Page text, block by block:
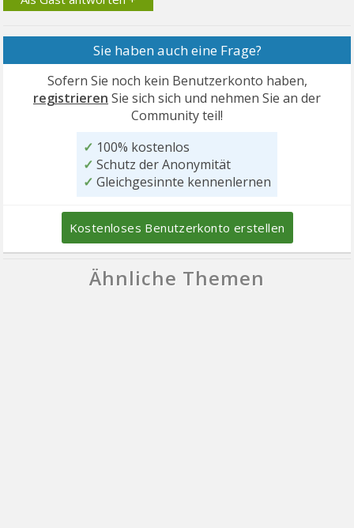
Sie haben auch eine Frage?
Sofern Sie noch kein Benutzerkonto haben,
registrieren Sie sich sich und nehmen Sie an der
Community teil!
✓ 100% kostenlos
✓ Schutz der Anonymität
✓ Gleichgesinnte kennenlernen
Kostenloses Benutzerkonto erstellen
Ähnliche Themen